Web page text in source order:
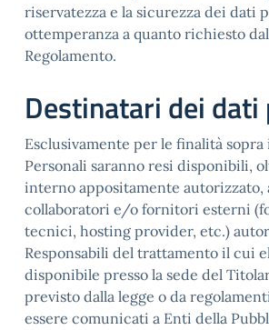
riservatezza e la sicurezza dei dati
ottemperanza a quanto richiesto
Regolamento.
Destinatari dei dati
Esclusivamente per le finalità
Personali saranno resi disponibili,
interno appositamente autorizzato,
collaboratori e/o fornitori esterni
tecnici, hosting provider, etc.)
Responsabili del trattamento il cui
disponibile presso la sede del
previsto dalla legge o da
essere comunicati a Enti della